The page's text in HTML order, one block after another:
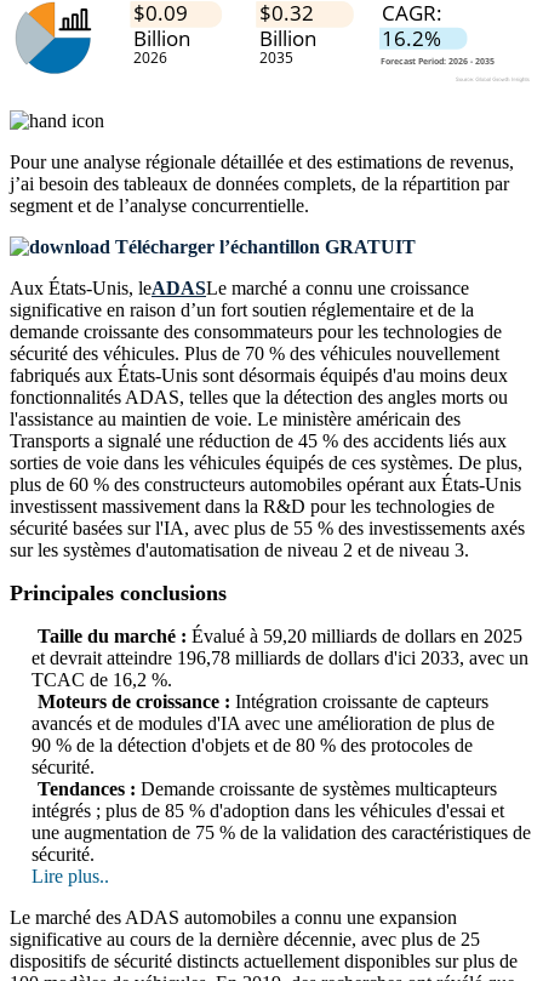
Pour une analyse régionale détaillée et des estimations de revenus,
j’ai besoin des tableaux de données complets, de la répartition par
segment et de l’analyse concurrentielle.
Télécharger l’échantillon GRATUIT
Aux États-Unis, leADASLe marché a connu une croissance
significative en raison d’un fort soutien réglementaire et de la
demande croissante des consommateurs pour les technologies de
sécurité des véhicules. Plus de 70 % des véhicules nouvellement
fabriqués aux États-Unis sont désormais équipés d'au moins deux
fonctionnalités ADAS, telles que la détection des angles morts ou
l'assistance au maintien de voie. Le ministère américain des
Transports a signalé une réduction de 45 % des accidents liés aux
sorties de voie dans les véhicules équipés de ces systèmes. De plus,
plus de 60 % des constructeurs automobiles opérant aux États-Unis
investissent massivement dans la R&D pour les technologies de
sécurité basées sur l'IA, avec plus de 55 % des investissements axés
sur les systèmes d'automatisation de niveau 2 et de niveau 3.
Principales conclusions
Taille du marché : Évalué à 59,20 milliards de dollars en 2025
et devrait atteindre 196,78 milliards de dollars d'ici 2033, avec un
TCAC de 16,2 %.
Moteurs de croissance : Intégration croissante de capteurs
avancés et de modules d'IA avec une amélioration de plus de
90 % de la détection d'objets et de 80 % des protocoles de
sécurité.
Tendances : Demande croissante de systèmes multicapteurs
intégrés ; plus de 85 % d'adoption dans les véhicules d'essai et
une augmentation de 75 % de la validation des caractéristiques de
sécurité.
Lire plus..
Le marché des ADAS automobiles a connu une expansion
significative au cours de la dernière décennie, avec plus de 25
dispositifs de sécurité distincts actuellement disponibles sur plus de